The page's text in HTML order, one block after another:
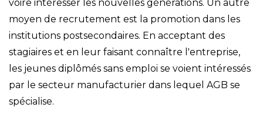
voire intéresser les nouvelles générations. Un autre
moyen de recrutement est la promotion dans les
institutions postsecondaires. En acceptant des
stagiaires et en leur faisant connaître l'entreprise,
les jeunes diplômés sans emploi se voient intéressés
par le secteur manufacturier dans lequel AGB se
spécialise.